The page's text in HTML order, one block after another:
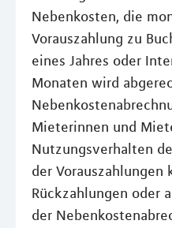
Nebenkosten, die
Vorauszahlung zu
eines Jahres oder
Monaten wird
Mieterinnen und
Nutzungsverhalten
der Vorauszahlungen
Rückzahlungen oder
der